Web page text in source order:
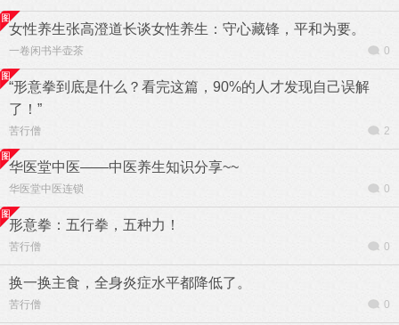
女性养生张高澄道长谈女性养生：守心藏锋，平和为要。
一卷闲书半壶茶 0
“形意拳到底是什么？看完这篇，90%的人才发现自己误解
了！”
苦行僧 2
华医堂中医——中医养生知识分享~~
华医堂中医连锁 0
形意拳：五行拳，五种力！
苦行僧 0
换一换主食，全身炎症水平都降低了。
苦行僧 0